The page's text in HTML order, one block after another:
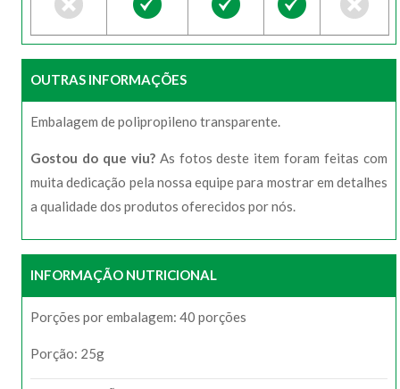
OUTRAS INFORMAÇÕES
Embalagem de polipropileno transparente.
Gostou do que viu?As fotos deste item foram feitas com
muita dedicação pela nossa equipe para mostrar em detalhes
a qualidade dos produtos oferecidos por nós.
INFORMAÇÃO NUTRICIONAL
Porções por embalagem: 40 porções
Porção: 25g